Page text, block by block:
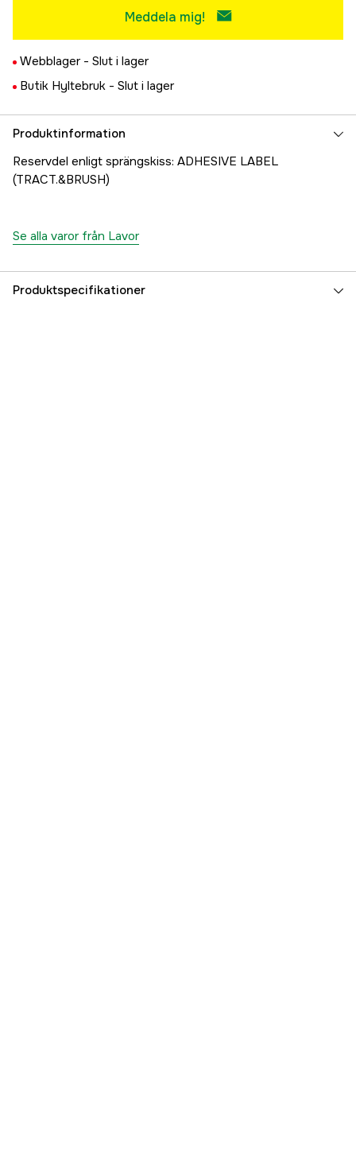
Meddela mig!
Webblager - Slut i lager
Butik Hyltebruk - Slut i lager
Produktinformation
Reservdel enligt sprängskiss: ADHESIVE LABEL
(TRACT.&BRUSH)
Se alla varor från Lavor
Produktspecifikationer